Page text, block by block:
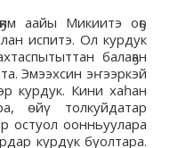
аайы Микиитэ оҕо
испитэ. Ол курдук
балаҕан
Эмээхсин эҥээркэй
курдук. Кини хаһан
өйү толкуйдатар
остуол оонньуулара
курдук буолтара.